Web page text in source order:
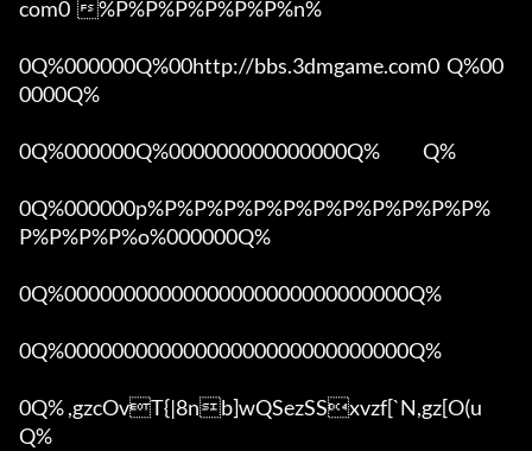
com0  %P%P%P%P%P%P%n%
0Q%000000Q%00http://bbs.3dmgame.com0  Q%00
0000Q%
0Q%000000Q%000000000000000Q%            Q%
0Q%000000p%P%P%P%P%P%P%P%P%P%P%P%
P%P%P%P%o%000000Q%
0Q%00000000000000000000000000000Q%
0Q%00000000000000000000000000000Q%
0Q% ,gzcOvT{|8nb]wQSezSSxvzf[`N,gz[O(u
Q%